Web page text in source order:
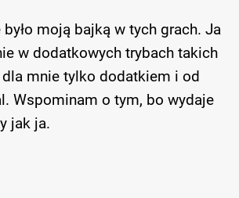
moją bajką w tych grach. Ja
w dodatkowych trybach takich
mnie tylko dodatkiem i od
Wspominam o tym, bo wydaje
jak ja.